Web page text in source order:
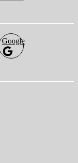
Google